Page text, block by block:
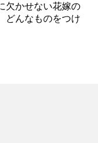
欠かせない花嫁の
どんなものをつけ